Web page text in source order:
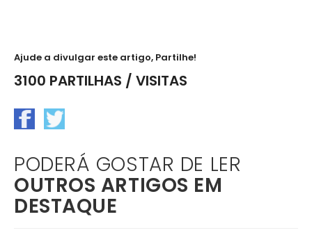
Ajude a divulgar este artigo, Partilhe!
3100 PARTILHAS / VISITAS
PODERÁ GOSTAR DE LER
OUTROS ARTIGOS EM
DESTAQUE